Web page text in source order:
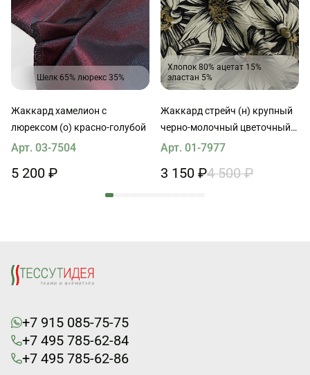
Шелк 65% люрекс 35%
Жаккард хамелион с
люрексом (о) красно-голубой
Арт. 03-7504
5 200 ₽
Хлопок 80% ацетат 15%
эластан 5%
Жаккард стрейч (н) крупный
черно-молочный цветочный
рисунок
Арт. 01-7977
3 150 ₽4 500 ₽
+7 915 085-75-75
+7 495 785-62-84
+7 495 785-62-86